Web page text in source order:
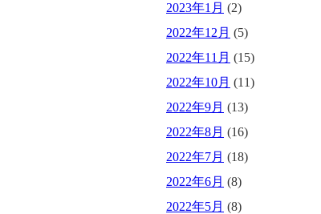
2023年1月 (2)
2022年12月 (5)
2022年11月 (15)
2022年10月 (11)
2022年9月 (13)
2022年8月 (16)
2022年7月 (18)
2022年6月 (8)
2022年5月 (8)